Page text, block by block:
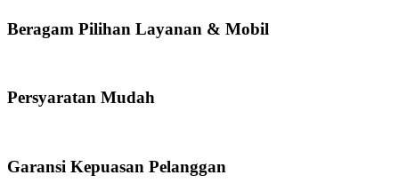
Beragam Pilihan Layanan & Mobil
Persyaratan Mudah
Garansi Kepuasan Pelanggan